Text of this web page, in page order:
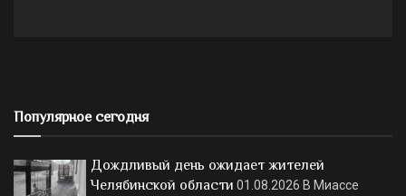
Популярное сегодня
Дождливый день ожидает жителей
Челябинской области 01.08.2026 В Миассе